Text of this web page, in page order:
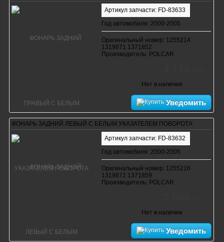
Артикул запчасти: FD-83633
Год автомобиля: 2000-2005
Оригинальный номер: 1255214
1319871 1371852
Производитель: POLCAR
Нет в наличии
Уведомить
ФОНАРЬ ЗАДНИЙ ЛЕВЫЙ С БЕЛЫМ УКАЗАТЕЛЕМ ПОВОРОТА
Артикул запчасти: FD-83632
Год автомобиля: 2000-2005
Оригинальный номер: 1255216
1319872 1371859
Производитель: POLCAR
Нет в наличии
Уведомить